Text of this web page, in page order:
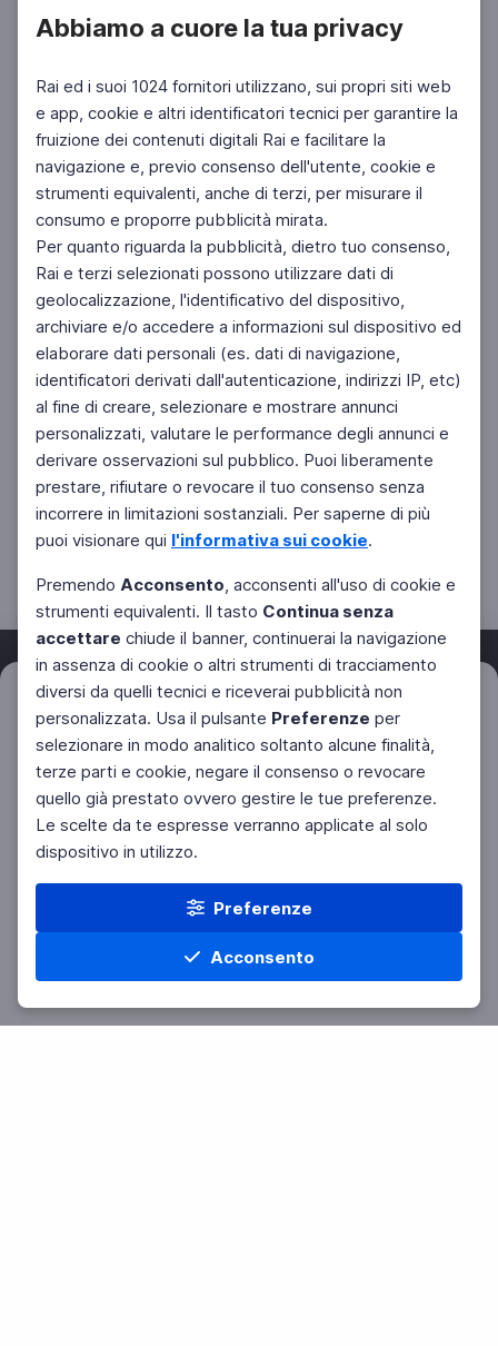
Abbiamo a cuore la tua privacy
Rai ed i suoi 1024 fornitori utilizzano, sui propri siti web
e app, cookie e altri identificatori tecnici per garantire la
fruizione dei contenuti digitali Rai e facilitare la
navigazione e, previo consenso dell'utente, cookie e
strumenti equivalenti, anche di terzi, per misurare il
consumo e proporre pubblicità mirata.
Per quanto riguarda la pubblicità, dietro tuo consenso,
Rai e terzi selezionati possono utilizzare dati di
geolocalizzazione, l'identificativo del dispositivo,
archiviare e/o accedere a informazioni sul dispositivo ed
elaborare dati personali (es. dati di navigazione,
identificatori derivati dall'autenticazione, indirizzi IP, etc)
al fine di creare, selezionare e mostrare annunci
personalizzati, valutare le performance degli annunci e
derivare osservazioni sul pubblico. Puoi liberamente
prestare, rifiutare o revocare il tuo consenso senza
incorrere in limitazioni sostanziali. Per saperne di più
puoi visionare qui l'informativa sui cookie.
Premendo Acconsento, acconsenti all'uso di cookie e
strumenti equivalenti. Il tasto Continua senza
accettare chiude il banner, continuerai la navigazione
in assenza di cookie o altri strumenti di tracciamento
diversi da quelli tecnici e riceverai pubblicità non
personalizzata. Usa il pulsante Preferenze per
selezionare in modo analitico soltanto alcune finalità,
terze parti e cookie, negare il consenso o revocare
quello già prestato ovvero gestire le tue preferenze.
Le scelte da te espresse verranno applicate al solo
dispositivo in utilizzo.
Preferenze
Acconsento
Home Materie Cerca Menu
Filtri Azzera
Facebook Twitter Instagram